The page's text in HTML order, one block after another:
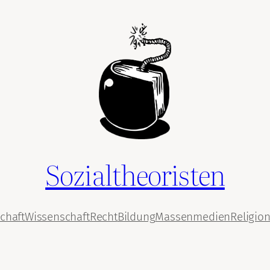
Sozialtheoristen
WissenschaftRechtBildungMassenmedienReligion